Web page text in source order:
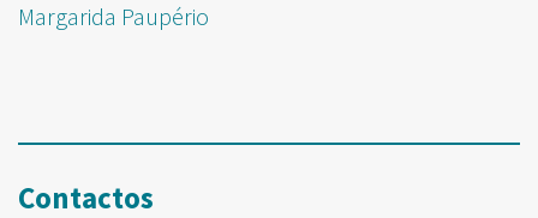
Margarida Paupério
Contactos